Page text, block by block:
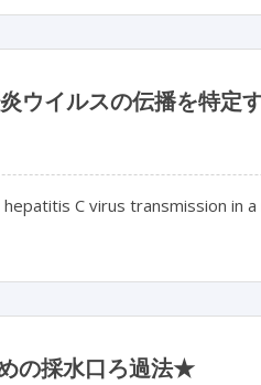
ウイルスの伝播を特定
C virus transmission in
の採水口ろ過法★